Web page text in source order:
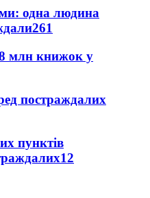
одна людина
261
млн книжок у
постраждалих
пунктів
12